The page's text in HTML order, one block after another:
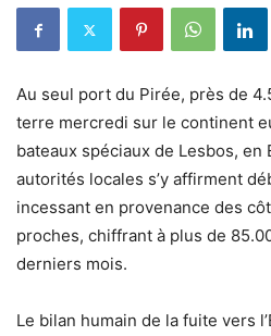
Au seul port du Pirée, près de
terre mercredi sur le continent
bateaux spéciaux de Lesbos, en
autorités locales s’y affirment
incessant en provenance des
proches, chiffrant à plus de
derniers mois.
Le bilan humain de la fuite vers